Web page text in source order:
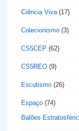
Ciência Viva(17)
Colecionismo (3)
CS5CEP (62)
CS5REO (9)
Escutismo (26)
Espaço (74)
Balões